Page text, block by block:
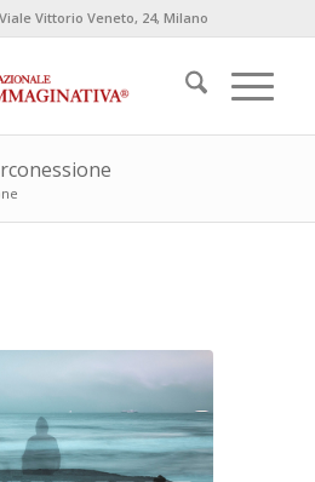
Viale Vittorio Veneto, 24, Milano